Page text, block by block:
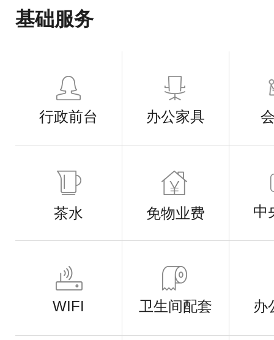
基础服务
行政前台 办公家具
茶水 免物业费 中
WIFI 卫生间配套 办